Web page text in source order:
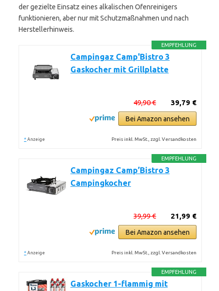
der gezielte Einsatz eines alkalischen Ofenreinigers
funktionieren, aber nur mit Schutzmaßnahmen und nach
Herstellerhinweis.
EMPFEHLUNG
Campingaz Camp'Bistro 3
Gaskocher mit Grillplatte
39,79 €
49,90 €
Bei Amazon ansehen
* Anzeige Preis inkl. MwSt., zzgl. Versandkosten
EMPFEHLUNG
Campingaz Camp’Bistro 3
Campingkocher
21,99 €
39,99 €
Bei Amazon ansehen
* Anzeige Preis inkl. MwSt., zzgl. Versandkosten
EMPFEHLUNG
Gaskocher 1-flammig mit